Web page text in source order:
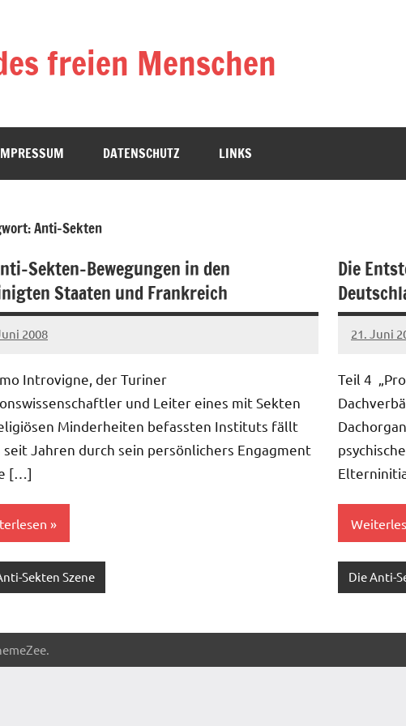
freien Menschen
DATENSCHUTZ LINKS
Anti-Sekten
Sekten-Bewegungen in den
Staaten und Frankreich
2008
Introvigne, der Turiner
und Leiter eines mit Sekten
Minderheiten befassten Instituts fällt
seit Jahren durch sein persönlichers Engagment
[…]
Sekten Szene
Die
21. Juni
Bernhard
Keine
Teil 4
Die Anti-